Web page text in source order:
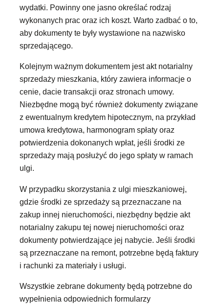
wydatki. Powinny one jasno określać rodzaj
wykonanych prac oraz ich koszt. Warto zadbać o to,
aby dokumenty te były wystawione na nazwisko
sprzedającego.
Kolejnym ważnym dokumentem jest akt notarialny
sprzedaży mieszkania, który zawiera informacje o
cenie, dacie transakcji oraz stronach umowy.
Niezbędne mogą być również dokumenty związane
z ewentualnym kredytem hipotecznym, na przykład
umowa kredytowa, harmonogram spłaty oraz
potwierdzenia dokonanych wpłat, jeśli środki ze
sprzedaży mają posłużyć do jego spłaty w ramach
ulgi.
W przypadku skorzystania z ulgi mieszkaniowej,
gdzie środki ze sprzedaży są przeznaczane na
zakup innej nieruchomości, niezbędny będzie akt
notarialny zakupu tej nowej nieruchomości oraz
dokumenty potwierdzające jej nabycie. Jeśli środki
są przeznaczane na remont, potrzebne będą faktury
i rachunki za materiały i usługi.
Wszystkie zebrane dokumenty będą potrzebne do
wypełnienia odpowiednich formularzy